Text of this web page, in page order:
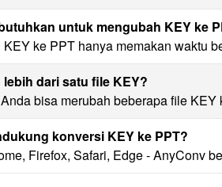
untuk mengubah KEY ke
ke PPT hanya memakan waktu
dari satu file KEY?
bisa merubah beberapa file
konversi KEY ke PPT?
Firefox, Safari, Edge - AnyConv